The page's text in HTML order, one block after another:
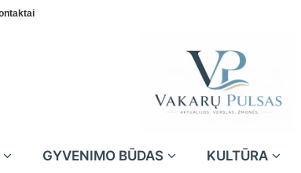
GYVENIMO BŪDAS KULTŪRA